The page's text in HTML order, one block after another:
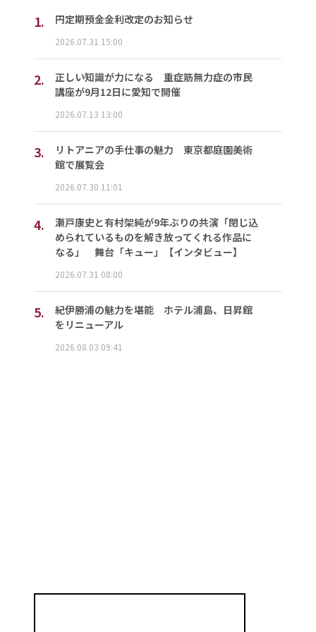
1.
円定期預金金利改定のお知らせ
2026.07.31 15:00
2.
正しい知識が力になる 重症筋無力症の市民
講座が9月12日に愛知で開催
2026.07.13 13:00
3.
リトアニアの手仕事の魅力 東京都庭園美術
館で展覧会
2026.07.30 11:01
4.
瀬戸康史と有村架純が9年ぶりの共演「閉じ込
められているものを解き放ってくれる作品に
なる」 舞台「キュー」【インタビュー】
2026.07.31 08:00
5.
紀伊勝浦の魅力を堪能 ホテル浦島、日昇館
をリニューアル
2026.08.03 09:41